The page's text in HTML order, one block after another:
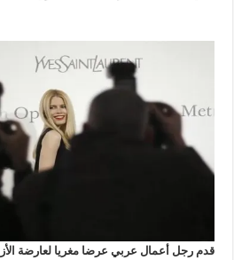
قدم رجل أعمال عربي عرضا مغريا لعارضة